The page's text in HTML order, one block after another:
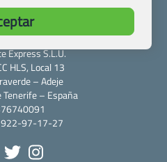
– sitemap
Express S.L.U.
HLS, Local 13
– Adeje
Tenerife – España
922-97-17-27